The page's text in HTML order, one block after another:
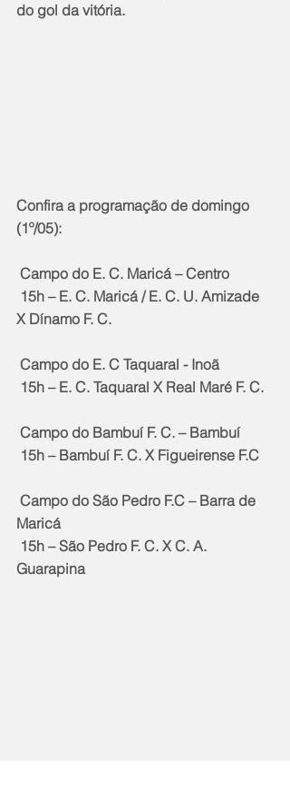
do gol da vitória.
Confira a programação de domingo
(1º/05):
Campo do E. C. Maricá – Centro
X Dínamo F. C.
Campo do E. C Taquaral - Inoã
15h – E. C. Taquaral X Real Maré F. C.
Campo do Bambuí F. C. – Bambuí
15h – Bambuí F. C. X Figueirense F.C
Maricá
Guarapina